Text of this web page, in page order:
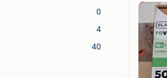
0
4
40